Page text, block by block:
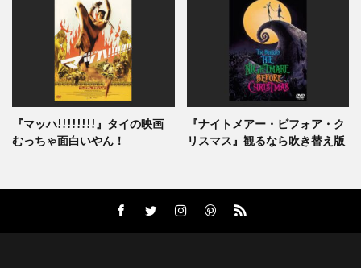
ジェームズ・ガーナー
ジェームズ・キャメロン
ジェームズ・クラヴェル
ジェームズ・ケリー
ジェームズ・コスモ
ジェームズ・コバーン
ジェームズ・ステュアート
ジェームズ・スペイダー
『マッハ!!!!!!!!』タイの映画
むっちゃ面白いやん！
『ナイトメアー・ビフォア・ク
リスマス』観るなら吹き替え版